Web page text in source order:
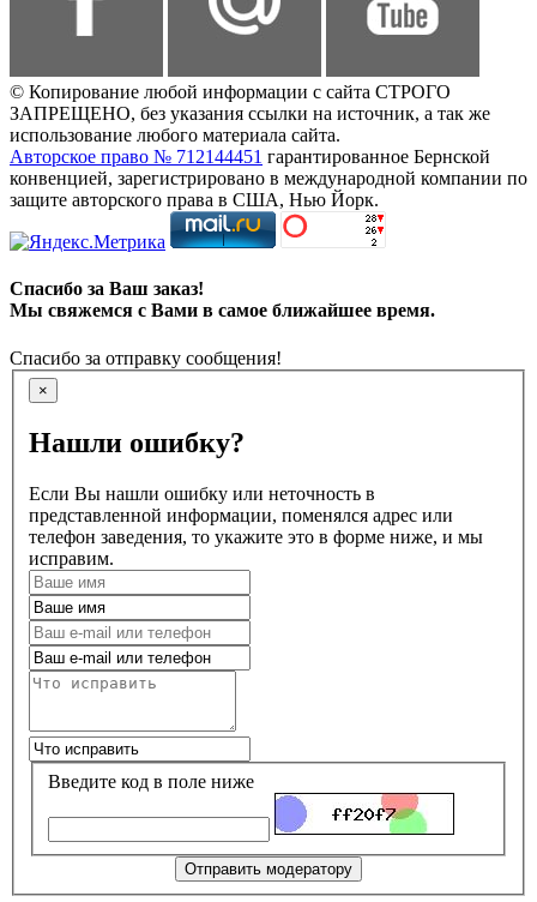
© Копирование любой информации с сайта СТРОГО
ЗАПРЕЩЕНО, без указания ссылки на источник, а так же
использование любого материала сайта.
Авторское право № 712144451 гарантированное Бернской
конвенцией, зарегистрировано в международной компании по
защите авторского права в США, Нью Йорк.
Спасибо за Ваш заказ!
Мы свяжемся с Вами в самое ближайшее время.
Спасибо за отправку сообщения!
×
Нашли ошибку?
Если Вы нашли ошибку или неточность в
представленной информации, поменялся адрес или
телефон заведения, то укажите это в форме ниже, и мы
исправим.
Введите код в поле ниже
Отправить модератору